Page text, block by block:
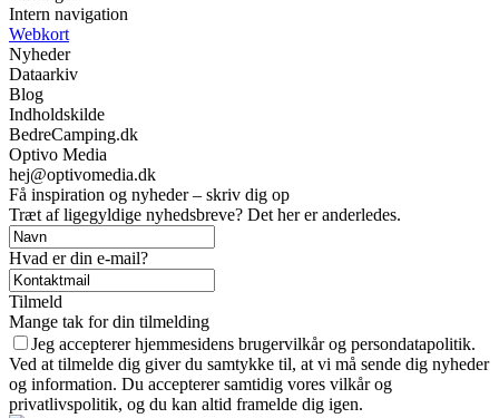
Intern navigation
Webkort
Nyheder
Dataarkiv
Blog
Indholdskilde
BedreCamping.dk
Optivo Media
hej@optivomedia.dk
Få inspiration og nyheder – skriv dig op
Træt af ligegyldige nyhedsbreve? Det her er anderledes.
Hvad er din e-mail?
Tilmeld
Mange tak for din tilmelding
Jeg accepterer hjemmesidens brugervilkår og persondatapolitik.
Ved at tilmelde dig giver du samtykke til, at vi må sende dig nyheder
og information. Du accepterer samtidig vores vilkår og
privatlivspolitik, og du kan altid framelde dig igen.